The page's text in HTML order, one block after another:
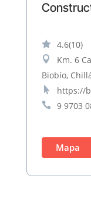
 4.6(10)

Km. 6
Biobío,
 https://
 9 9703
Mapa